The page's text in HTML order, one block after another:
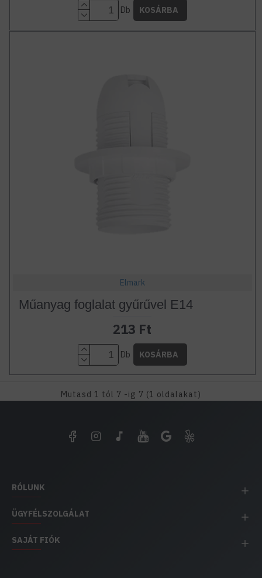
Db KOSÁRBA
Elmark
Műanyag foglalat gyűrűvel E14
213 Ft
Db KOSÁRBA
Mutasd 1 tól 7 -ig 7 (1 oldalakat)
RÓLUNK
ÜGYFÉLSZOLGÁLAT
SAJÁT FIÓK